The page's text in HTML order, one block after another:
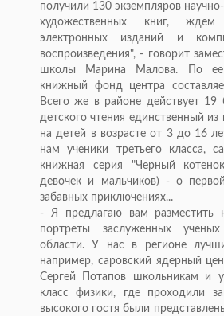
получили 130 экземпляров
художественных книг,
электронных изданий и
воспроизведения", - говорит
школы Марина Малова. По
книжный фонд центра
Всего же в районе действует 19
детского чтения единственный из
на детей в возрасте от 3 до 16
нам ученики третьего класса,
книжная серия "Черный
девочек и мальчиков) - о
забавных приключениях...
- Я предлагаю вам разместить
портреты заслуженных
области. У нас в регионе
например, саровский ядерный
Сергей Потапов школьникам и
класс физики, где проходили
высокого гостя были